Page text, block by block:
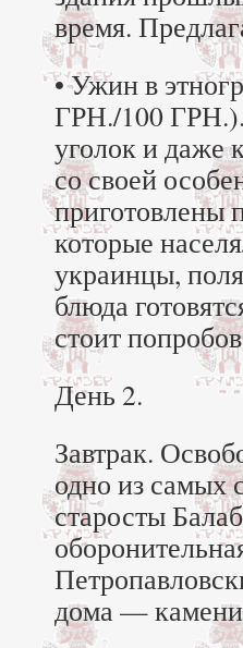
время.
• Ужин в
ГРН./100
уголок и даже
со своей
приготовлены
которые
украинцы,
блюда
стоит
День 2.
Завтрак.
одно из самых
старосты
дома —